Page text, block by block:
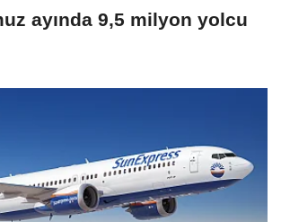
ayında 9,5 milyon yolcu